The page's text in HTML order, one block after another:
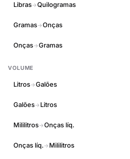
Libras→Quilogramas
Gramas→Onças
Onças→Gramas
VOLUME
Litros→Galões
Galões→ Litros
Mililitros→Onças líq.
Onças líq.→ Mililitros